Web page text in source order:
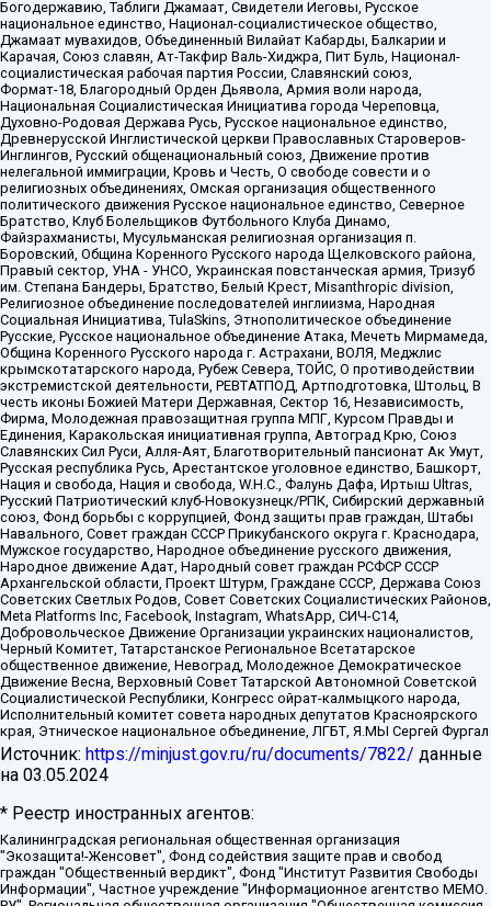
Богодержавию, Таблиги Джамаат, Свидетели Иеговы, Русское
национальное единство, Национал-социалистическое общество,
Джамаат мувахидов, Объединенный Вилайат Кабарды, Балкарии и
Карачая, Союз славян, Ат-Такфир Валь-Хиджра, Пит Буль, Национал-
социалистическая рабочая партия России, Славянский союз,
Формат-18, Благородный Орден Дьявола, Армия воли народа,
Национальная Социалистическая Инициатива города Череповца,
Духовно-Родовая Держава Русь, Русское национальное единство,
Древнерусской Инглистической церкви Православных Староверов-
Инглингов, Русский общенациональный союз, Движение против
нелегальной иммиграции, Кровь и Честь, О свободе совести и о
религиозных объединениях, Омская организация общественного
политического движения Русское национальное единство, Северное
Братство, Клуб Болельщиков Футбольного Клуба Динамо,
Файзрахманисты, Мусульманская религиозная организация п.
Боровский, Община Коренного Русского народа Щелковского района,
Правый сектор, УНА - УНСО, Украинская повстанческая армия, Тризуб
им. Степана Бандеры, Братство, Белый Крест, Misanthropic division,
Религиозное объединение последователей инглиизма, Народная
Социальная Инициатива, TulaSkins, Этнополитическое объединение
Русские, Русское национальное объединение Атака, Мечеть Мирмамеда,
Община Коренного Русского народа г. Астрахани, ВОЛЯ, Меджлис
крымскотатарского народа, Рубеж Севера, ТОЙС, О противодействии
экстремистской деятельности, РЕВТАТПОД, Артподготовка, Штольц, В
честь иконы Божией Матери Державная, Сектор 16, Независимость,
Фирма, Молодежная правозащитная группа МПГ, Курсом Правды и
Единения, Каракольская инициативная группа, Автоград Крю, Союз
Славянских Сил Руси, Алля-Аят, Благотворительный пансионат Ак Умут,
Русская республика Русь, Арестантское уголовное единство, Башкорт,
Нация и свобода, Нация и свобода, W.H.С., Фалунь Дафа, Иртыш Ultras,
Русский Патриотический клуб-Новокузнецк/РПК, Сибирский державный
союз, Фонд борьбы с коррупцией, Фонд защиты прав граждан, Штабы
Навального, Совет граждан СССР Прикубанского округа г. Краснодара,
Мужское государство, Народное объединение русского движения,
Народное движение Адат, Народный совет граждан РСФСР СССР
Архангельской области, Проект Штурм, Граждане СССР, Держава Союз
Советских Светлых Родов, Совет Советских Социалистических Районов,
Meta Platforms Inc, Facebook, Instagram, WhatsApp, СИЧ-С14,
Добровольческое Движение Организации украинских националистов,
Черный Комитет, Татарстанское Региональное Всетатарское
общественное движение, Невоград, Молодежное Демократическое
Движение Весна, Верховный Совет Татарской Автономной Советской
Социалистической Республики, Конгресс ойрат-калмыцкого народа,
Исполнительный комитет совета народных депутатов Красноярского
края, Этническое национальное объединение, ЛГБТ, Я.МЫ Сергей Фургал
Источник: https://minjust.gov.ru/ru/documents/7822/ данные
на 03.05.2024
* Реестр иностранных агентов:
Калининградская региональная общественная организация "Экозащита!-Женсовет", Фонд содействия защите прав и свобод граждан "Общественный вердикт", Фонд "Институт Развития Свободы Информации", Частное учреждение "Информационное агентство МЕМО. РУ", Региональная общественная организация "Общественная комиссия по сохранению наследия академика Сахарова", Фонд поддержки свободы прессы, Санкт-Петербургская общественная правозащитная организация "Гражданский контроль", Межрегиональная общественная организация "Информационно-просветительский центр "Мемориал", Региональный Фонд "Центр Защиты Прав Средств Массовой Информации", с 05.12.2023 Фонд "Центр Защиты Прав Средств массовой информации", Региональная общественная благотворительная организация помощи беженцам и мигрантам "Гражданское содействие", Негосударственное образовательное учреждение дополнительного профессионального образования (повышение квалификации) специалистов "АКАДЕМИЯ ПО ПРАВАМ ЧЕЛОВЕКА", Свердловская региональная общественная организация "Сутяжник", Автономная некоммерческая организация "Центр независимых социологических исследований", Союз общественных объединений "Российский исследовательский центр по правам человека", Региональное общественное учреждение научно-информационный центр "МЕМОРИАЛ", Некоммерческая организация "Фонд защиты гласности", Автономная некоммерческая организация "Институт прав человека", Городская общественная организация "Екатеринбургское общество "МЕМОРИАЛ", Городская общественная организация "Рязанское историко-просветительское и правозащитное общество "Мемориал" (Рязанский Мемориал), Челябинский региональный орган общественной самодеятельности – женское общественное объединение "Женщины Евразии", Челябинский региональный орган общественной самодеятельности "Уральская правозащитная группа", Фонд содействия защите здоровья и социальной справедливости имени Андрея Рылькова, Автономная Некоммерческая Организация "Аналитический Центр Юрия Левады", Автономная некоммерческая организация социальной поддержки населения "Проект Апрель", Региональная общественная организация помощи женщинам и детям, находящимся в кризисной ситуации "Информационно-методический центр "Анна", Фонд содействия развитию массовых коммуникаций и правовому просвещению "Так-так-Так", Фонд содействия устойчивому развитию "Серебряная тайга", Свердловский региональный общественный фонд социальных проектов "Новое время", "Idel.Реалии", Кавказ.Реалии, Крым.Реалии, Телеканал Настоящее Время, Татаро-башкирская служба Радио Свобода (Azatliq Radiosi), Радио Свободная Европа/Радио Свобода (PCE/PC), "Сибирь.Реалии", "Фактограф", Благотворительный фонд помощи осужденным и их семьям, Автономная некоммерческая организация "Институт глобализации и социальных движений", Фонд "В защиту прав заключенных", Частное учреждение "Центр поддержки и содействия развитию средств массовой информации", Пензенский региональный общественный благотворительный фонд "Гражданский союз", "Север.Реалии", Некоммерческая организация Фонд "Правовая инициатива", Общество с ограниченной ответственностью "Радио Свободная Европа/Радио Свобода", Чешское информационное агентство "MEDIUM-ORIENT", Красноярская региональная общественная организация "Мы против СПИДа", Камалягин Денис Николаевич, Маркелов Сергей Евгеньевич, Пономарев Лев Александрович, Савицкая Людмила Алексеевна, Автономная некоммерческая организация "Центр по работе с проблемой насилия "НАСИЛИЮ.НЕТ", Межрегиональный профессиональный союз работников здравоохранения "Альянс врачей", Юридическое лицо, зарегистрированное в Латвийской Республике, SIA "Medusa Project" (регистрационный номер 40103797863, дата регистрации 10.06.2014), Некоммерческая организация "Фонд по борьбе с коррупцией", Автономная некоммерческая организация "Институт права и публичной политики", Баданин Роман Сергеевич, Гликин Максим Александрович, Железнова Мария Михайловна, Лукьянова Юлия Сергеевна, Маетная Елизавета Витальевна, Маняхин Петр Борисович, Чуракова Ольга Владимировна, Ярош Юлия Петровна, Юридическое лицо "The Insider SIA", зарегистрированное в Риге, Латвийская Республика (дата регистрации 26.06.2015), являющееся администратором доменного имени интернет-издания "The Insider SIA", https://theins.ru, Постернак Алексей Евгеньевич, Рубин Михаил Аркадьевич, Анин Роман Александрович, Юридическое лицо Istories fonds, зарегистрированное в Латвийской Республике (регистрационный номер 50008295751, дата регистрации 24.02.2020), Великовский Дмитрий Александрович, Долинина Ирина Николаевна, Мароховская Алеся Алексеевна, Шлейнов Роман Юрьевич, Шмагун Олеся Валентиновна, Общество с ограниченной ответственностью "Альтаир 2021", Общество с ограниченной ответственностью "Вега 2021", Общество с ограниченной ответственностью "Главный редактор 2021", Общество с ограниченной ответственностью "Ромашки монолит", Важенков Артем Валерьевич, Ивановская областная общественная организация "Центр гендерных исследований", Гурман Юрий Альбертович, Медиапроект "ОВД-Инфо", Егоров Владимир Владимирович, Жилинский Владимир Александрович, Общество с ограниченной ответственностью "ЗП", Иванова София Юрьевна, Карезина Инна Павловна, Кильтау Екатерина Викторовна, Петров Алексей Викторович, Пискунов Сергей Евгеньевич, Смирнов Сергей Сергеевич, Тихонов Михаил Сергеевич, Общество с ограниченной ответственностью "ЖУРНАЛИСТ-ИНОСТРАННЫЙ АГЕНТ", Арапова Галина Юрьевна, Вольтская Татьяна Анатольевна, Американская компания "Mason G.E.S. Anonymous Foundation" (США), являющаяся владельцем интернет-издания https://mnews.world/, Компания "Stichting Bellingcat", зарегистрированная в Нидерландах (дата регистрации 11.07.2018), Захаров Андрей Вячеславович, Клепиковская Екатерина Дмитриевна, Общество с ограниченной ответственностью "МЕМО", Перл Роман Александрович, Симонов Евгений Алексеевич, Соловьева Елена Анатольевна, Сотников Даниил Владимирович, Сурначева Елизавета Дмитриевна, Автономная некоммерческая организация по защите прав человека и информированию населения "Якутия – Наше Мнение", Общество с ограниченной ответственностью "Москоу диджитал медиа", с 26.01.2023 Общество с ограниченной ответственностью "Чайка Белые сады", Ветошкина Валерия Валерьевна, Заговора Максим Александрович, Межрегиональное общественное движение "Российская ЛГБТ - сеть", Оленичев Максим Владимирович, Павлов Иван Юрьевич, Скворцова Елена Сергеевна, Общество с ограниченной ответственностью "Как бы инагент", Кочетков Игорь Викторович, Общество с ограниченной ответственностью "Честные выборы", Еланчик Олег Александрович, Общество с ограниченной ответственностью "Нобелевский призыв", Гималова Регина Эмилевна, Григорьев Андрей Валерьевич, Григорьева Алина Александровна, Ассоциация по содействию защите прав призывников, альтернативнослужащих и военнослужащих "Правозащитная группа "Гражданин.Армия.Право", Хисамова Регина Фаритовна, Автономная некоммерческая организация по реализации социально-правовых программ "Лилит", Дальневосточное общественное движение "Маяк", Санкт-Петербургская ЛГБТ-инициативная группа "Выход", Инициативная группа ЛГБТ+ "Реверс", Алексеев Андрей Викторович, Бекбулатова Таисия Львовна, Беляев Иван Михайлович, Владыкина Елена Сергеевна, Гельман Марат Александрович, Никульшина Вероника Юрьевна, Толоконникова Надежда Андреевна, Шендерович Виктор Анатольевич, Общество с ограниченной ответственностью "Данное сообщение", Общество с ограниченной ответственностью Издательский дом "Новая глава", Айнбиндер Александра Александровна, Московский комьюнити-центр для ЛГБТ+инициатив, Благотворительный фонд развития филантропии, Deutsche Welle (Германия, Kurt-Schumacher-Strasse 3, 53113 Bonn), Борзунова Мария Михайловна, Воробьев Виктор Викторович, Голубева Анна Львовна, Константинова Алла Михайловна, Малкова Ирина Владимировна, Мурадов Мурад Абдулгалимович, Осетинская Елизавета Николаевна, Понасенков Евгений Николаевич, Ганапольский Матвей Юрьевич, Киселев Евгений Алексеевич, Борухович Ирина Григорьевна, Дремин Иван Тимофеевич, Дубровский Дмитрий Викторович, Красноярская региональная общественная организация поддержки и развития альтернативных образовательных технологий и межкультурных коммуникаций "ИНТЕРРА", Маяковская Екатерина Алексеевна, Фейгин Марк Захарович, Филимонов Андрей Викторович, Дзугкоева Регина Николаевна, Доброхотов Роман Александрович, Дудь Юрий Александрович, Елкин Сергей Владимирович, Кругликов Кирилл Игоревич, Сабунаева Мария Леонидовна, Семенов Алексей Владимирович, Шаинян Карен Багратович, Шульман Екатерина Михайловна, Асафьев Артур Валерьевич, Вахштайн Виктор Семенович, Венедиктов Алексей Алексеевич, Лушникова Екатерина Евгеньевна, Волков Леонид Михайлович, Невзоров Александр Глебович, Пархоменко Сергей Борисович, Сироткин Ярослав Николаевич, Кара-Мурза Владимир Владимирович, Баранова Наталья Владимировна, Гозман Леонид Яковлевич, Кагарлицкий Борис Юльевич, Климарев Михаил Валерьевич, Милов Владимир Станиславович, Автономная некоммерческая организация Краснодарский центр современного искусства "Типография", Моргенштерн Алишер Тагирович, Соболь Любовь Эдуардовна, Общество с ограниченной ответственностью "ЛИЗА НОРМ", Каспаров Гарри Кимович, Ходорковский Михаил Борисович, Общество с ограниченной ответственностью "Апрельские тезисы", Данилович Ирина Брониславовна, Кашин Олег Владимирович, Петров Николай Владимирович, Пивоваров Алексей Владимирович, Соколов Михаил Владимирович, Цветкова Юлия Владимировна, Чичваркин Евгений Александрович, Комитет против пыток/Команда против пыток, Общество с ограниченной ответственностью "Первый научный", Общество с ограниченной ответственностью "Вертолет и ко", Белоцерковская Вероника Борисовна, Кац Максим Евгеньевич, Лазарева Татьяна Юрьевна, Шаведдинов Руслан Табризович, Яшин Илья Валерьевич, Общество с ограниченной ответственностью "Иноагент ААВ", Алешковский Дмитрий Петрович, Альбац Евгения Марковна, Быков Дмитрий Львович, Галямина Юлия Евгеньевна, Лойко Сергей Леонидович, Мартынов Кирилл Константинович, Медведев Сергей Александрович, Крашенинников Федор Геннадиевич, Гордеева Катерина Вл